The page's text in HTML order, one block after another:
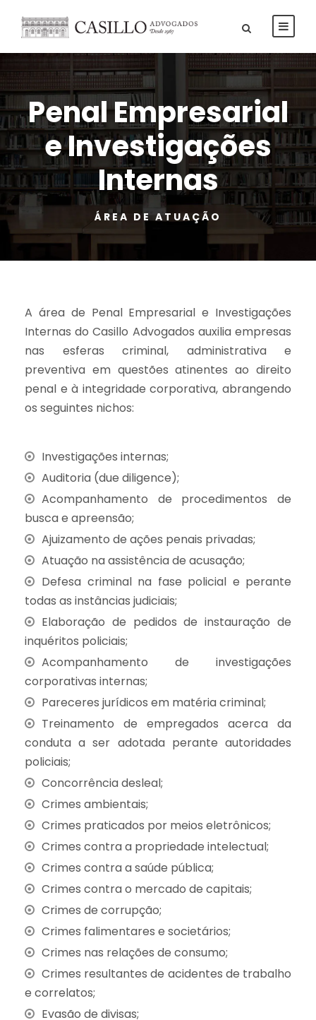
Penal Empresarial
e Investigações
Internas
ÁREA DE ATUAÇÃO
A área de Penal Empresarial e Investigações
Internas do Casillo Advogados auxilia empresas
nas esferas criminal, administrativa e
preventiva em questões atinentes ao direito
penal e à integridade corporativa, abrangendo
os seguintes nichos:
Investigações internas;
Auditoria (due diligence);
Acompanhamento de procedimentos de
busca e apreensão;
Ajuizamento de ações penais privadas;
Atuação na assistência de acusação;
Defesa criminal na fase policial e perante
todas as instâncias judiciais;
Elaboração de pedidos de instauração de
inquéritos policiais;
Acompanhamento de investigações
corporativas internas;
Pareceres jurídicos em matéria criminal;
Treinamento de empregados acerca da
conduta a ser adotada perante autoridades
policiais;
Concorrência desleal;
Crimes ambientais;
Crimes praticados por meios eletrônicos;
Crimes contra a propriedade intelectual;
Crimes contra a saúde pública;
Crimes contra o mercado de capitais;
Crimes de corrupção;
Crimes falimentares e societários;
Crimes nas relações de consumo;
Crimes resultantes de acidentes de trabalho
e correlatos;
Evasão de divisas;